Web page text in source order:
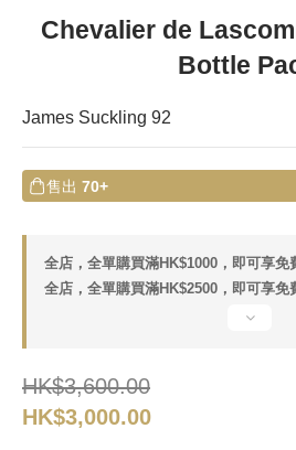
根據香港法律，不得在業務過程中，向
not be sold or supplied to a minor in
Chevalier de
Bottle
James Suckling 92
售出 70+
全店，全單購買滿HK$1000，即可享免
全店，全單購買滿HK$2500，即可享免
HK$3,600.00
HK$3,000.00